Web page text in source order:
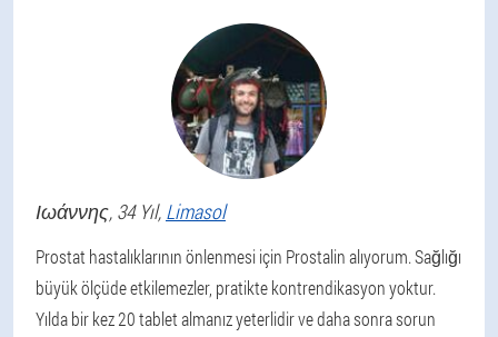
Ιωάννης, 34 Yıl, Limasol
Prostat hastalıklarının önlenmesi için Prostalin alıyorum. Sağlığı
büyük ölçüde etkilemezler, pratikte kontrendikasyon yoktur.
Yılda bir kez 20 tablet almanız yeterlidir ve daha sonra sorun